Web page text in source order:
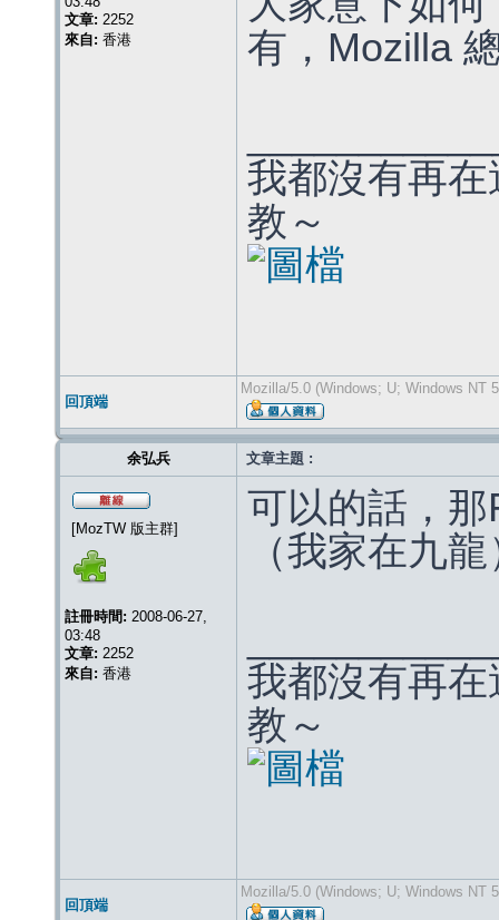
文章: 2252
來自: 香港
有，Mozilla
我都沒有再
教～
回頂端
Mozilla/5.0 (Windows; U; Windows NT
余弘兵 文章主題 :
[MozTW 版主群]
註冊時間: 2008-06-27,
03:48
文章: 2252
來自: 香港
可以的話，
（我家在九
我都沒有再
教～
回頂端
Mozilla/5.0 (Windows; U; Windows NT